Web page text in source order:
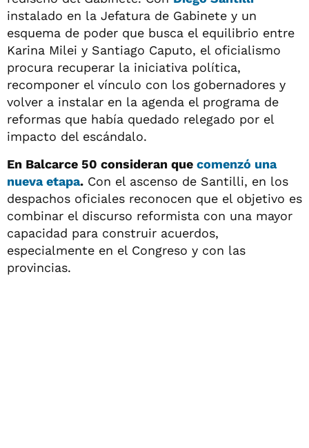
instalado en la Jefatura de Gabinete y un
esquema de poder que busca el equilibrio entre
Karina Milei y Santiago Caputo, el oficialismo
procura recuperar la iniciativa política,
recomponer el vínculo con los gobernadores y
volver a instalar en la agenda el programa de
reformas que había quedado relegado por el
impacto del escándalo.
En Balcarce 50 consideran que comenzó una
nueva etapa. Con el ascenso de Santilli, en los
despachos oficiales reconocen que el objetivo es
combinar el discurso reformista con una mayor
capacidad para construir acuerdos,
especialmente en el Congreso y con las
provincias.